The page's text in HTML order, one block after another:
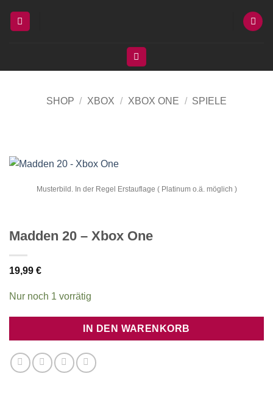
Inhalt
SHOP / XBOX / XBOX ONE / SPIELE
Musterbild. In der Regel Erstauflage ( Platinum o.ä. möglich )
Madden 20 – Xbox One
19,99 €
Nur noch 1 vorrätig
IN DEN WARENKORB